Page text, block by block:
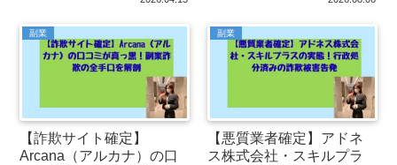
副業
【詐欺サイト確定】
Arcana（アルカナ）の口
副業
【悪質業者確定】アドネ
ス株式会社・スキルプラ